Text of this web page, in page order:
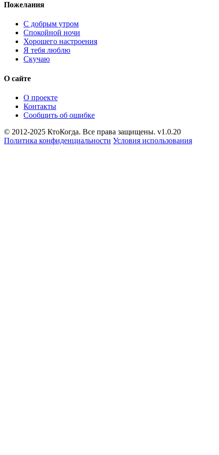
Пожелания
С добрым утром
Спокойной ночи
Хорошего настроения
Я тебя люблю
Скучаю
О сайте
О проекте
Контакты
Сообщить об ошибке
© 2012-2025 КтоКогда. Все права защищены. v1.0.20
Политика конфиденциальности Условия использования